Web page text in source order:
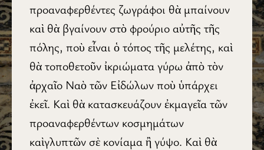
προαναφερθέντες ζωγράφοι θὰ μπαίνουν
καὶ θὰ βγαίνουν στὸ φρούριο αὐτῆς τῆς
πόλης, ποὺ εἶναι ὁ τόπος τῆς μελέτης, καὶ
θὰ τοποθετοῦν ἰκριώματα γύρω ἀπὸ τὸν
ἀρχαῖο Ναὸ τῶν Εἰδώλων ποὺ ὑπάρχει
ἐκεῖ. Καὶ θὰ κατασκευάζουν ἐκμαγεῖα τῶν
προαναφερθέντων κοσμημάτων
καὶγλυπτῶν σὲ κονίαμα ἢ γύψο. Καὶ θὰ